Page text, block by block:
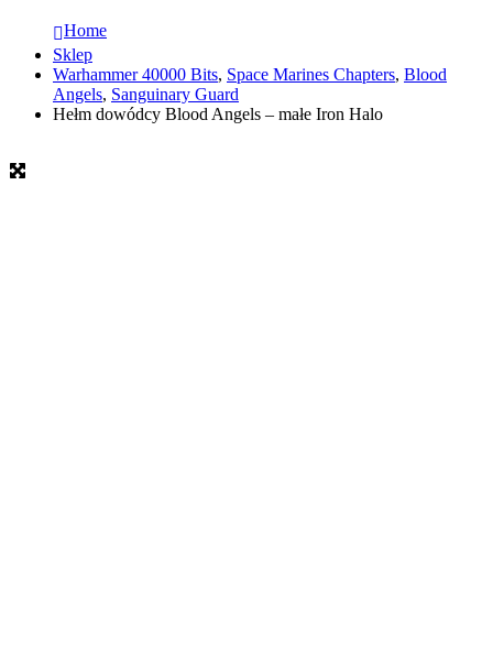
Home
Sklep
Warhammer 40000 Bits, Space Marines Chapters, Blood
Angels, Sanguinary Guard
Hełm dowódcy Blood Angels – małe Iron Halo